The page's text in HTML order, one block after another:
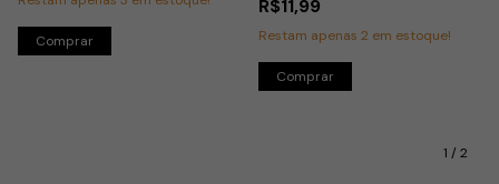
Comprar
R$11,99
Restam apenas 2 em estoque!
Comprar
1 / 2